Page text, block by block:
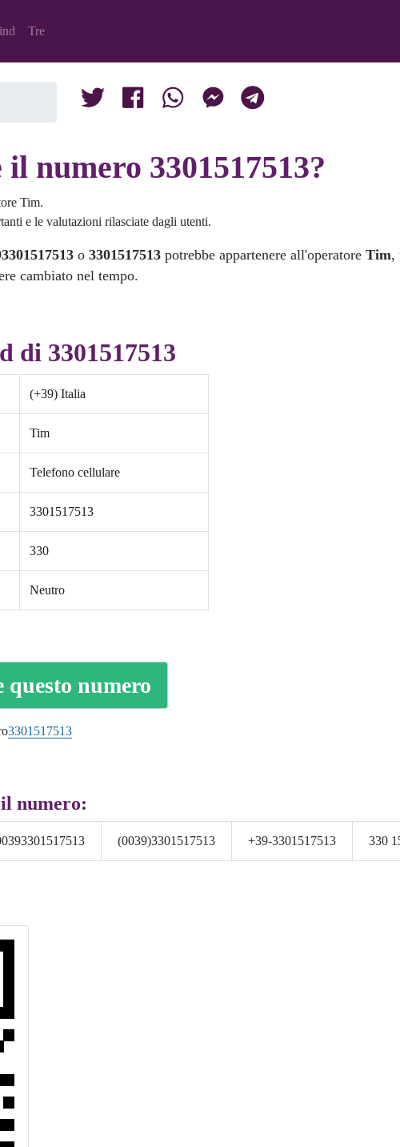
Tre
numero 3301517513?
Tim.
e le valutazioni rilasciate dagli utenti.
o3301517513 potrebbe appartenere all'operatoreTim,
cambiato nel tempo.
di 3301517513
(+39) Italia
Tim
Telefono cellulare
3301517513
330
Neutro
numero
3301517513
numero:
(0039)3301517513 +39-3301517513 330